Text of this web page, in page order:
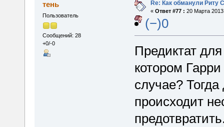
тень
Пользователь
Сообщений: 28
+0/-0
Re: Как обманули Риту
« Ответ #77 : 20 Марта
(−)0
Предиктат
котором
случае?
происходит